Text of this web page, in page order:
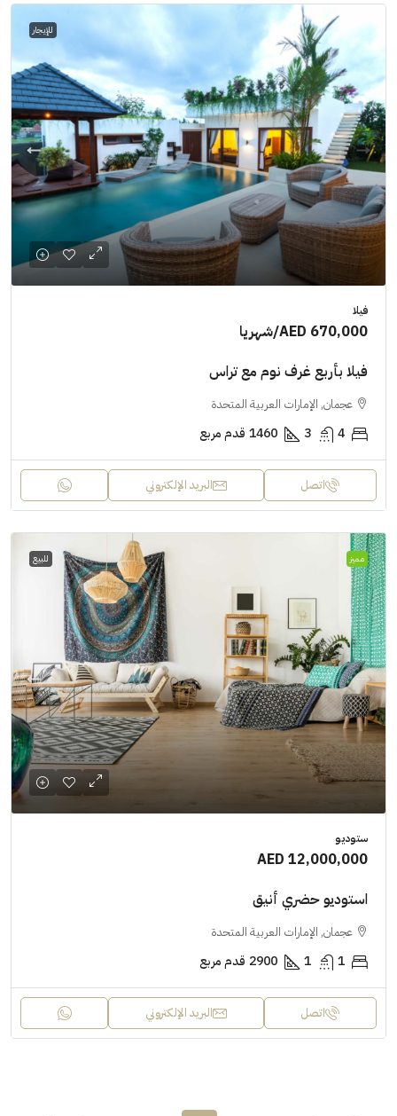
للإيجار
فيلا
AED 670,000/شهريا
فيلا بأربع غرف نوم مع تراس
عجمان, الإمارات العربية المتحدة
4
3
1460 قدم مربع
اتصل البريد الإلكتروني
مميز للبيع
ستوديو
AED 12,000,000
استوديو حضري أنيق
عجمان, الإمارات العربية المتحدة
1
1
2900 قدم مربع
اتصل البريد الإلكتروني